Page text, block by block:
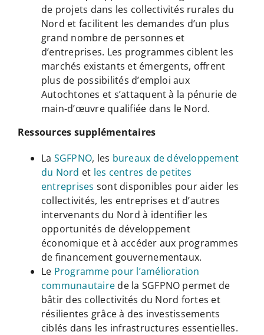
de projets dans les collectivités rurales du
Nord et facilitent les demandes d’un plus
grand nombre de personnes et
d’entreprises. Les programmes ciblent les
marchés existants et émergents, offrent
plus de possibilités d’emploi aux
Autochtones et s’attaquent à la pénurie de
main-d’œuvre qualifiée dans le Nord.
Ressources supplémentaires
La SGFPNO, les bureaux de développement
du Nord et les centres de petites
entreprises sont disponibles pour aider les
collectivités, les entreprises et d’autres
intervenants du Nord à identifier les
opportunités de développement
économique et à accéder aux programmes
de financement gouvernementaux.
Le Programme pour l’amélioration
communautaire de la SGFPNO permet de
bâtir des collectivités du Nord fortes et
résilientes grâce à des investissements
ciblés dans les infrastructures essentielles.